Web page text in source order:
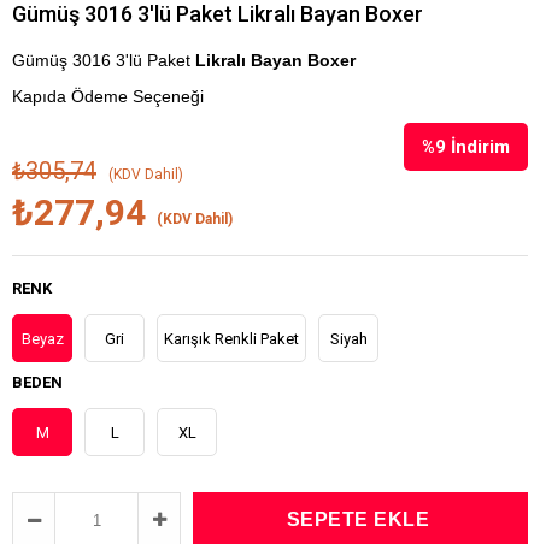
Gümüş 3016 3'lü Paket Likralı Bayan Boxer
Gümüş 3016 3'lü Paket Likralı Bayan Boxer
Kapıda Ödeme Seçeneği
%9 İndirim
₺305,74 (KDV Dahil)
₺277,94 (KDV Dahil)
RENK
Beyaz Gri Karışık Renkli Paket Siyah
BEDEN
M L XL